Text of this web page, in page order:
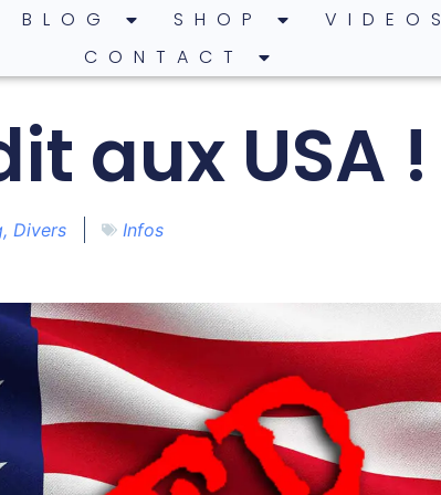
BLOG SHOP
VIDEOS
CONTACT
aux USA !
, Divers Infos